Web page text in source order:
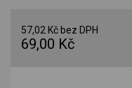
57,02 Kč bez DPH
69,00 Kč